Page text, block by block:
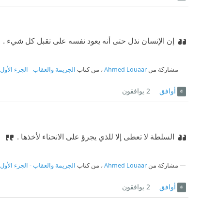
إن الإنسان نذل حتى أنه يعود نفسه على تقبل كل شيء .
مشاركة منAhmed Louaar ، من كتاب الجريمة والعقاب - الجزء الأول
أوافق 2 يوافقون
السلطة لا تعطى إلا للذي يجرؤ على الانحناء لأخذها .
مشاركة منAhmed Louaar ، من كتاب الجريمة والعقاب - الجزء الأول
أوافق 2 يوافقون